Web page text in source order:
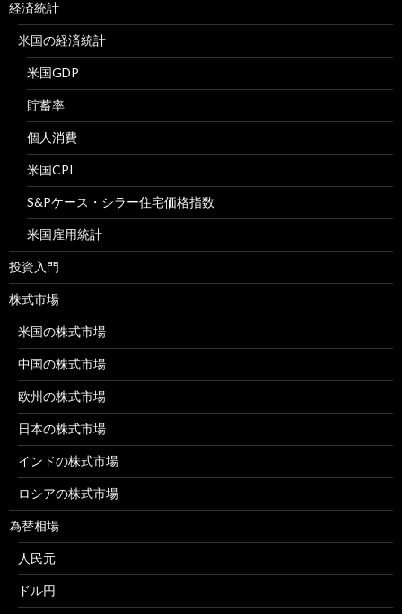
経済統計
米国の経済統計
米国GDP
貯蓄率
個人消費
米国CPI
S&Pケース・シラー住宅価格指数
米国雇用統計
投資入門
株式市場
米国の株式市場
中国の株式市場
欧州の株式市場
日本の株式市場
インドの株式市場
ロシアの株式市場
為替相場
人民元
ドル円